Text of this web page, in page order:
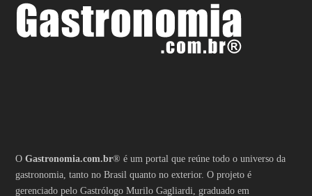
OGastronomia.com.br® é um portal que reúne todo o universo da
gastronomia, tanto no Brasil quanto no exterior. O projeto é
gerenciado pelo Gastrólogo Murilo Gagliardi, graduado em